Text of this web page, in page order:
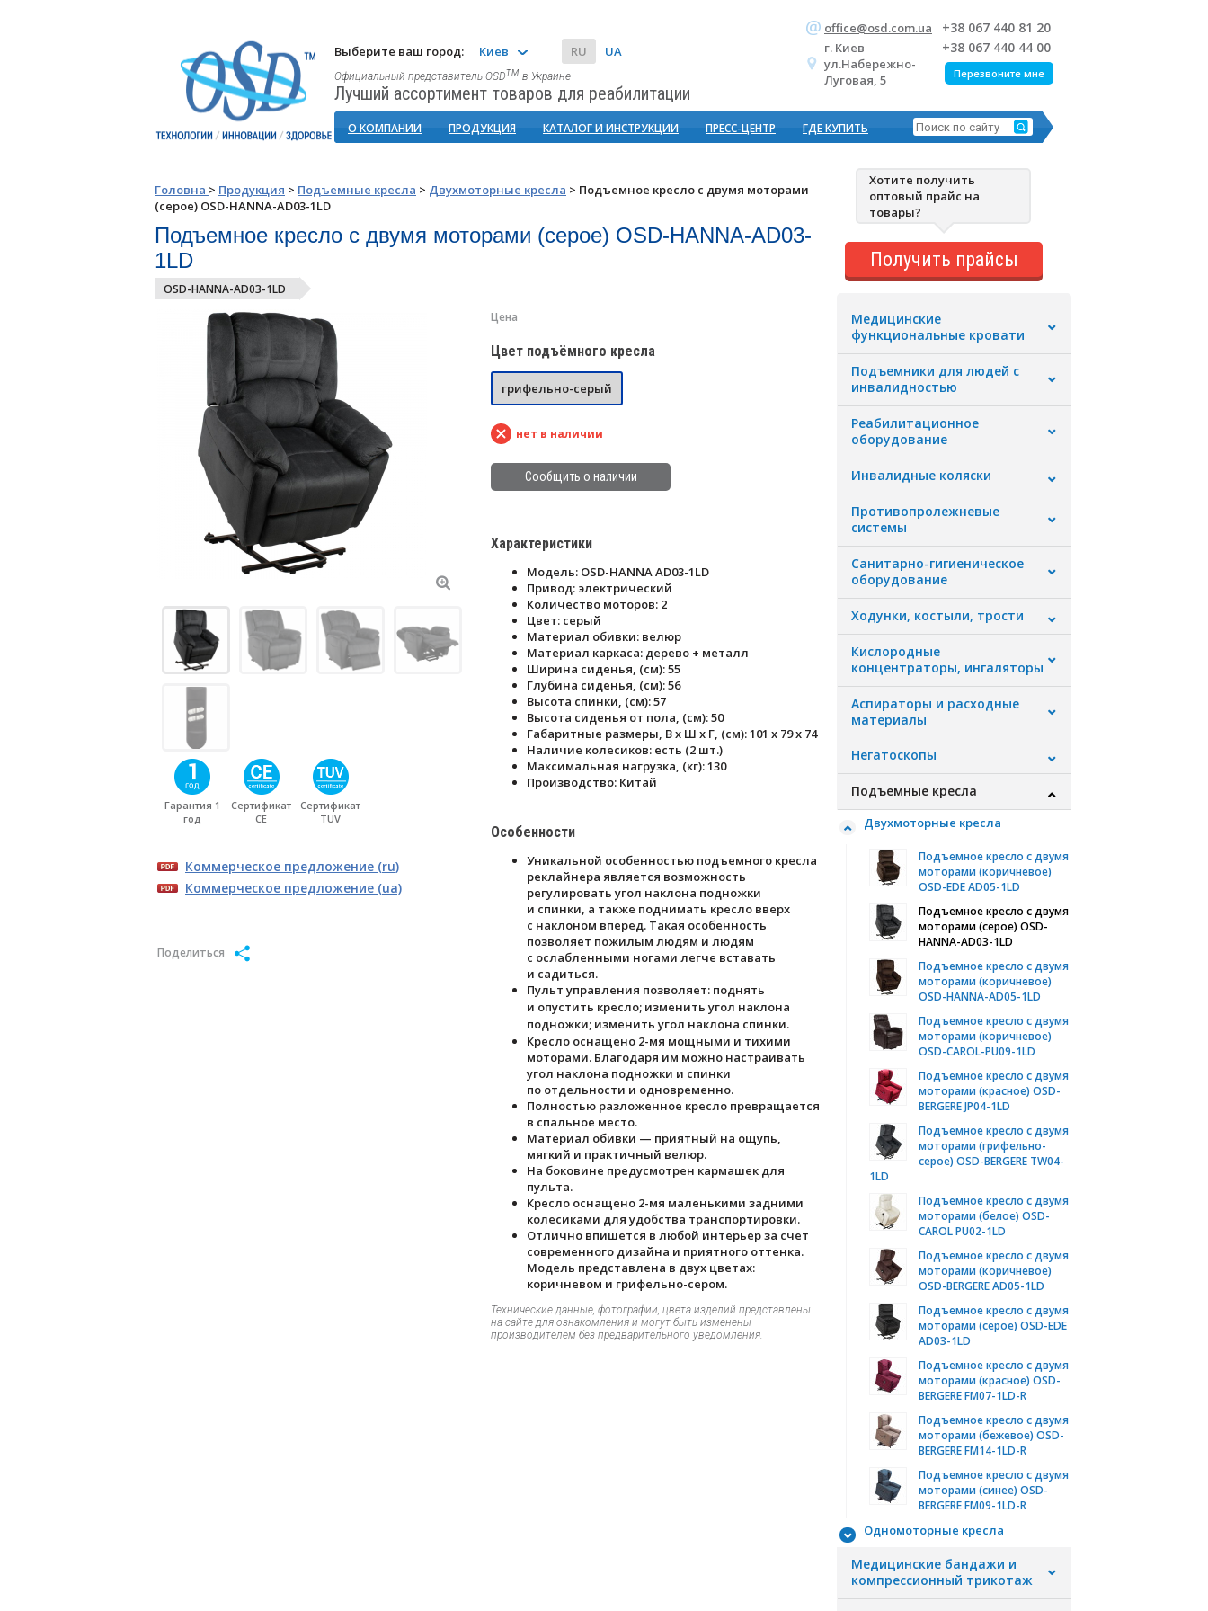
Выберите ваш город: Киев RU UA
Официальный представитель OSDтм в Украине
Лучший ассортимент товаров для реабилитации
+38 067 440 81 20
+38 067 440 44 00
office@osd.com.ua
г. Киев
ул.Набережно-
Луговая, 5
Перезвоните мне
О КОМПАНИИ ПРОДУКЦИЯ КАТАЛОГ И ИНСТРУКЦИИ ПРЕСС-ЦЕНТР ГДЕ КУПИТЬ
Головна > Продукция > Подъемные кресла > Двухмоторные кресла > Подъемное кресло с двумя моторами
(серое) OSD-HANNA-AD03-1LD
Подъемное кресло с двумя моторами (серое) OSD-HANNA-AD03-
1LD
OSD-HANNA-AD03-1LD
Гарантия 1
год
Сертификат
CE
Сертификат
TUV
Коммерческое предложение (ru)
Коммерческое предложение (ua)
Поделиться
Цена
Цвет подъёмного кресла
грифельно-серый
нет в наличии
Сообщить о наличии
Характеристики
Модель: OSD-HANNA AD03-1LD
Привод: электрический
Количество моторов: 2
Цвет: серый
Материал обивки: велюр
Материал каркаса: дерево + металл
Ширина сиденья, (см): 55
Глубина сиденья, (см): 56
Высота спинки, (см): 57
Высота сиденья от пола, (см): 50
Габаритные размеры, В х Ш х Г, (см): 101 х 79 х 74
Наличие колесиков: есть (2 шт.)
Максимальная нагрузка, (кг): 130
Производство: Китай
Особенности
Уникальной особенностью подъемного кресла
реклайнера является возможность
регулировать угол наклона подножки
и спинки, а также поднимать кресло вверх
с наклоном вперед. Такая особенность
позволяет пожилым людям и людям
с ослабленными ногами легче вставать
и садиться.
Пульт управления позволяет: поднять
и опустить кресло; изменить угол наклона
подножки; изменить угол наклона спинки.
Кресло оснащено 2-мя мощными и тихими
моторами. Благодаря им можно настраивать
угол наклона подножки и спинки
по отдельности и одновременно.
Полностью разложенное кресло превращается
в спальное место.
Материал обивки — приятный на ощупь,
мягкий и практичный велюр.
На боковине предусмотрен кармашек для
пульта.
Кресло оснащено 2-мя маленькими задними
колесиками для удобства транспортировки.
Отлично впишется в любой интерьер за счет
современного дизайна и приятного оттенка.
Модель представлена в двух цветах:
коричневом и грифельно-сером.
Технические данные, фотографии, цвета изделий представлены
на сайте для ознакомления и могут быть изменены
производителем без предварительного уведомления.
Хотите получить
оптовый прайс на
товары?
Получить прайсы
Медицинские
функциональные кровати
Подъемники для людей с
инвалидностью
Реабилитационное
оборудование
Инвалидные коляски
Противопролежневые
системы
Санитарно-гигиеническое
оборудование
Ходунки, костыли, трости
Кислородные
концентраторы, ингаляторы
Аспираторы и расходные
материалы
Негатоскопы
Подъемные кресла
Двухмоторные кресла
Подъемное кресло с двумя
моторами (коричневое)
OSD-EDE AD05-1LD
Подъемное кресло с двумя
моторами (серое) OSD-
HANNA-AD03-1LD
Подъемное кресло с двумя
моторами (коричневое)
OSD-HANNA-AD05-1LD
Подъемное кресло с двумя
моторами (коричневое)
OSD-CAROL-PU09-1LD
Подъемное кресло с двумя
моторами (красное) OSD-
BERGERE JP04-1LD
Подъемное кресло с двумя
моторами (грифельно-
серое) OSD-BERGERE TW04-
1LD
Подъемное кресло с двумя
моторами (белое) OSD-
CAROL PU02-1LD
Подъемное кресло с двумя
моторами (коричневое)
OSD-BERGERE AD05-1LD
Подъемное кресло с двумя
моторами (серое) OSD-EDE
AD03-1LD
Подъемное кресло с двумя
моторами (красное) OSD-
BERGERE FM07-1LD-R
Подъемное кресло с двумя
моторами (бежевое) OSD-
BERGERE FM14-1LD-R
Подъемное кресло с двумя
моторами (синее) OSD-
BERGERE FM09-1LD-R
Одномоторные кресла
Медицинские бандажи и
компрессионный трикотаж